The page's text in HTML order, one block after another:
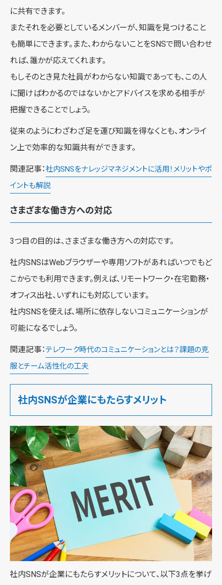
に共有できます。
またそれを必要としているメンバーが、知識を見つけること
も簡単にできます。また、わからないことをSNSで問い合わせ
れば、誰かが応えてくれます。
もしそのとき見た社員がわからない知識であっても、この人
に聞けばわかるのではないかとアドバイスを求める相手が
把握できることでしょう。
従来のようにわざわざ足を運び知識を得なくとも、オンライ
ン上で効率的な知識共有ができます。
関連記事：社内SNSをナレッジマネジメントに活用！メリットやポ
イントも解説
さまざまな働き方への対応
3つ目の目的は、さまざまな働き方への対応です。
社内SNSはWebブラウザーや専用ソフトがあればいつでもど
こからでも利用できます。例えば、リモートワーク・在宅勤務・
オフィス出社、いずれにも対応しています。
社内SNSを使えば、場所に依存しないコミュニケーションが
可能になるでしょう。
関連記事：テレワーク時代のコミュニケーションとは？課題の克
服とチーム活性化の工夫
社内SNSが企業にもたらすメリット
社内SNSが企業にもたらすメリットについて、以下3点を挙げ